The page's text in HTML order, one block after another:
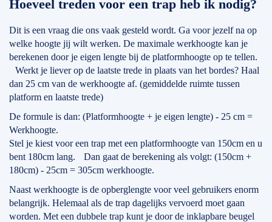
Hoeveel treden voor een trap heb ik nodig?
Dit is een vraag die ons vaak gesteld wordt. Ga voor jezelf na op
welke hoogte jij wilt werken. De maximale werkhoogte kan je
berekenen door je eigen lengte bij de platformhoogte op te tellen.
Werkt je liever op de laatste trede in plaats van het bordes? Haal
dan 25 cm van de werkhoogte af. (gemiddelde ruimte tussen
platform en laatste trede)
De formule is dan: (Platformhoogte + je eigen lengte) - 25 cm =
Werkhoogte.
Stel je kiest voor een trap met een platformhoogte van 150cm en u
bent 180cm lang. Dan gaat de berekening als volgt: (150cm +
180cm) - 25cm = 305cm werkhoogte.
Naast werkhoogte is de opberglengte voor veel gebruikers enorm
belangrijk. Helemaal als de trap dagelijks vervoerd moet gaan
worden. Met een dubbele trap kunt je door de inklapbare beugel